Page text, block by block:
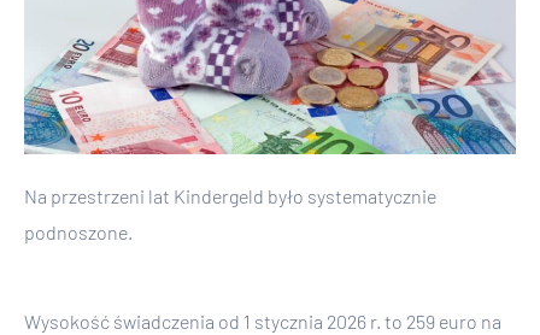
Na przestrzeni lat Kindergeld było systematycznie
podnoszone.
Wysokość świadczenia od 1 stycznia 2026 r. to 259 euro na